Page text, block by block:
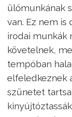
ülőmunkának
van. Ez nem is
irodai munkák
követelnek,
tempóban
elfeledkeznek
szünetet